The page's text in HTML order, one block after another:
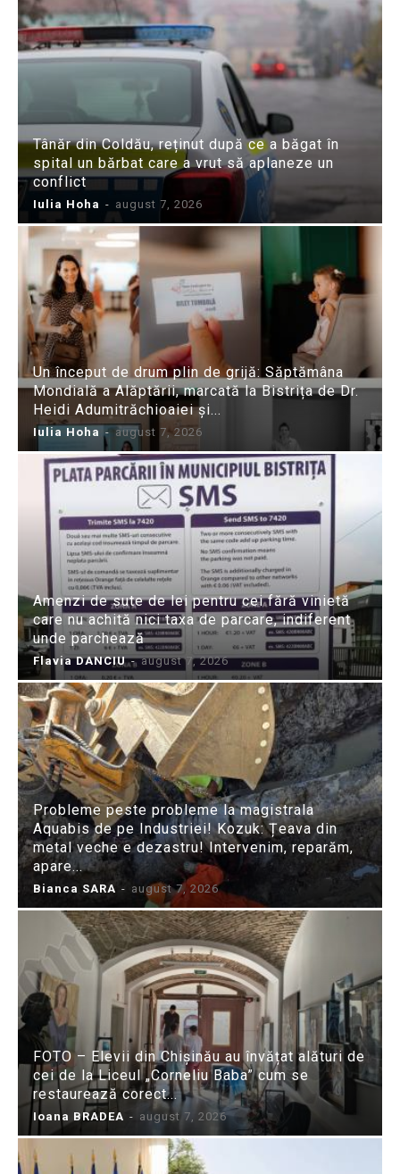
Tânăr din Coldău, reținut după ce a băgat în
spital un bărbat care a vrut să aplaneze un
conflict
Iulia Hoha - august 7, 2026
Un început de drum plin de grijă: Săptămâna
Mondială a Alăptării, marcată la Bistrița de Dr.
Heidi Adumitrăchioaiei și...
Iulia Hoha - august 7, 2026
Amenzi de sute de lei pentru cei fără vinietă
care nu achită nici taxa de parcare, indiferent
unde parchează
Flavia DANCIU - august 7, 2026
Probleme peste probleme la magistrala
Aquabis de pe Industriei! Kozuk: Țeava din
metal veche e dezastru! Intervenim, reparăm,
apare...
Bianca SARA - august 7, 2026
FOTO – Elevii din Chișinău au învățat alături de
cei de la Liceul „Corneliu Baba” cum se
restaurează corect...
Ioana BRADEA - august 7, 2026